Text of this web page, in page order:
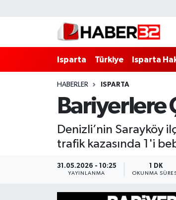
Isparta Türkiye Isparta
HABERLER ISPARTA
Bariyerlere
Denizli’nin Sarayköy
trafik kazasında 1'i
31.05.2026 - 10:25
YAYINLANMA
1 DK
OKUNMA
Isparta Hakkında
Esnaf Diyor ki;
BİLİM VE TEKNOLOJİ
Isparta Nöbetçi Eczaneler
Isparta Hava Durumu
Isparta Trafik Yoğunluk Haritası
Süper Lig Puan Durumu ve Fikstür
Tüm Manşetler
Son Dakika Haberleri